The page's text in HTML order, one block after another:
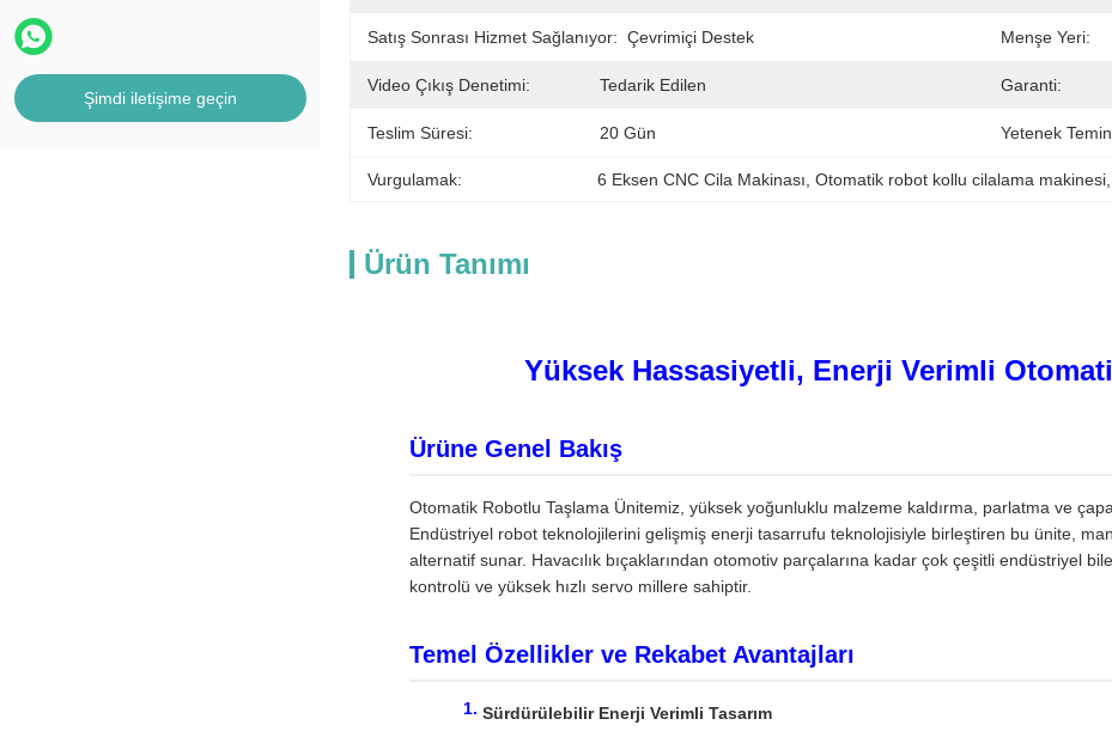
Şimdi iletişime geçin
Satış Sonrası Hizmet Sağlanıyor: Çevrimiçi Destek Menşe Yeri:
Video Çıkış Denetimi: Tedarik Edilen Garanti:
Teslim Süresi: 20 Gün Yetenek
Vurgulamak: 6 Eksen CNC Cila Makinası , Otomatik robot kollu cilalama makinesi
Ürün Tanımı
Yüksek Hassasiyetli, Enerji Verimli
Ürüne Genel Bakış
Otomatik Robotlu Taşlama Ünitemiz, yüksek yoğunluklu malzeme kaldırma, parlatma ve
Endüstriyel robot teknolojilerini gelişmiş enerji tasarrufu teknolojisiyle birleştiren bu ünite,
alternatif sunar. Havacılık bıçaklarından otomotiv parçalarına kadar çok çeşitli endüstriyel
kontrolü ve yüksek hızlı servo millere sahiptir.
Temel Özellikler ve Rekabet Avantajları
Sürdürülebilir Enerji Verimli Tasarım